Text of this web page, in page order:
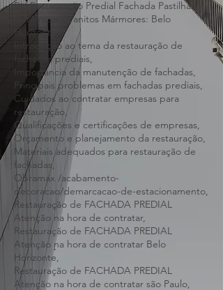
fachada do seu prédio dá sinais antes de
virar problema sério,
BH Restauração Predial Fachada Pastilhas
Cerâmicas Granitos Mármores: Belo
Horizonte.
Introdução ao tema da restauração de
fachadas prediais,
Importância da manutenção de fachadas,
Principais problemas em fachadas prediais,
Cuidados ao contratar empresas para
restauração,
Qualificações e certificações de empresas,
Orçamento e planejamento da restauração,
Materiais adequados para restauração de
fachadas,
Obramax /acabamento-
decoracao/demarcacao-de-estacionamento,
Restauração de FACHADA PREDIAL
Atenção na hora de contratar,
Restauração de FACHADA PREDIAL
Atenção na hora de contratar Belo
Horizonte,